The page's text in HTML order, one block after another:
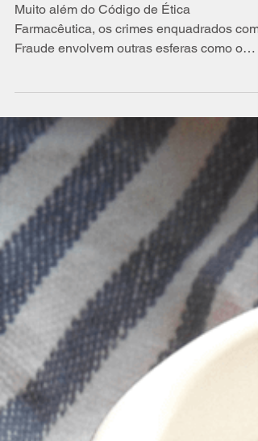
Fraudulentos por
Farmacêuticos
Fraude envolvem outras esferas como o
Código Penal Brasileiro, Código